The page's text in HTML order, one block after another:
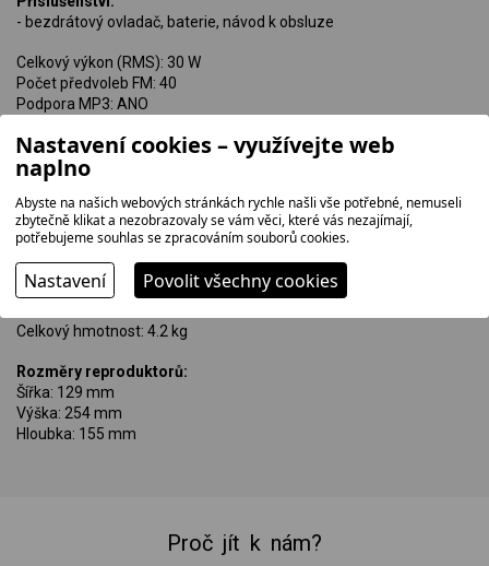
- bezdrátový ovladač, baterie, návod k obsluze
Celkový výkon (RMS): 30 W
Počet předvoleb FM: 40
Podpora MP3: ANO
USB: ANO
Barva: ČERNÁ/STŘÍBRNÁ
Rozměry hlavní jednotky:
Šířka: 245 mm
Výška: 135 mm
Celkový hmotnost: 4.2 kg
Rozměry reproduktorů:
Šířka: 129 mm
Výška: 254 mm
Hloubka: 155 mm
Proč jít k nám?
Nastavení cookies – využívejte web
naplno
Abyste na našich webových stránkách rychle našli vše potřebné, nemuseli
zbytečně klikat a nezobrazovaly se vám věci, které vás nezajímají,
potřebujeme souhlas se zpracováním souborů cookies.
Nastavení Povolit všechny cookies